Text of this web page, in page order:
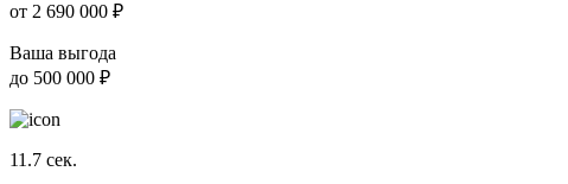
от 2 690 000 ₽
Ваша выгода
до 500 000 ₽
11.7 сек.